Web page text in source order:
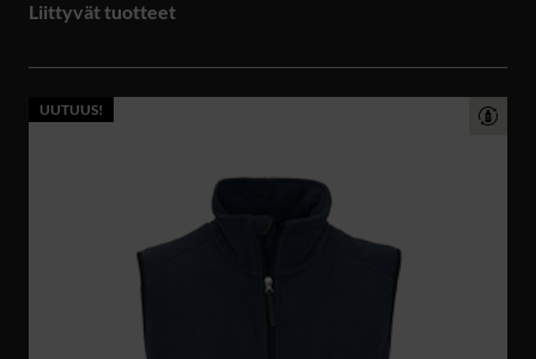
Liittyvät tuotteet
UUTUUS!